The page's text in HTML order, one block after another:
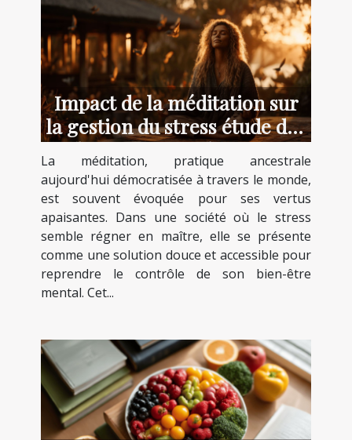
Impact de la méditation sur
la gestion du stress étude des
bienfaits et techniques
débutants
La méditation, pratique ancestrale
aujourd'hui démocratisée à travers le monde,
est souvent évoquée pour ses vertus
apaisantes. Dans une société où le stress
semble régner en maître, elle se présente
comme une solution douce et accessible pour
reprendre le contrôle de son bien-être
mental. Cet...